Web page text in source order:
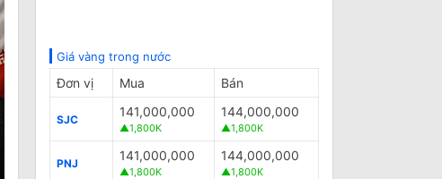
Giá vàng trong nước
Đơn vị Mua Bán
SJC
141,000,000
▲1,800K
144,000,000
▲1,800K
PNJ
141,000,000
▲1,800K
144,000,000
▲1,800K